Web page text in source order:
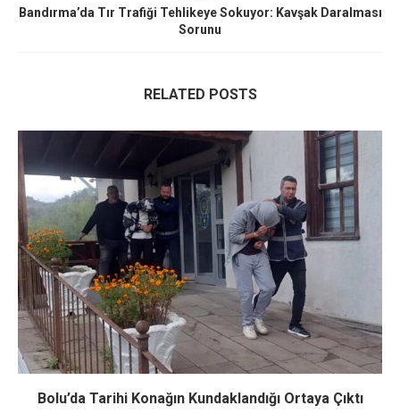
Bandırma’da Tır Trafiği Tehlikeye Sokuyor: Kavşak Daralması
Sorunu
RELATED POSTS
Bolu’da Tarihi Konağın Kundaklandığı Ortaya Çıktı